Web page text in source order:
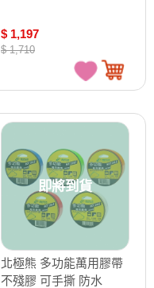
$ 1,197
$ 1,710
即將到貨
北極熊 多功能萬用膠帶
不殘膠 可手撕 防水